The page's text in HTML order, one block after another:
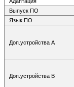
Выпуск ПО
Язык ПО
Доп.устройства А
Доп.устройства В